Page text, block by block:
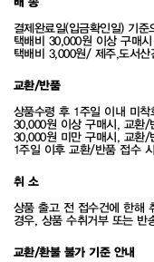
결제완료일(입금확인일) 기
택배비 30,000원 이상 구매
택배비 3,000원/ 제주,도서산
교환/반품
상품수령 후 1주일 이내 미
30,000원 이상 구매시, 교환/
30,000원 미만 구매시, 교환/
1주일 이후 교환/반품 접수
취 소
상품 출고 전 접수건에 한해
경우, 상품 수취거부 또는 반
교환/환불 불가 기준 안내